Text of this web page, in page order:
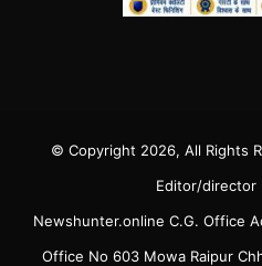
© Copyright 2026, All Rights
Editor/director
Newshunter.online C.G. Office
Office No 603 Mowa Raipur